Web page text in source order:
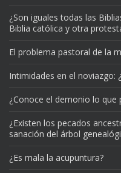
¿Son iguales todas las
Biblia católica y otra
El problema pastoral de la
Intimidades en el noviazgo:
¿Conoce el demonio lo
¿Existen los pecados
sanación del árbol
¿Es mala la acupuntura?